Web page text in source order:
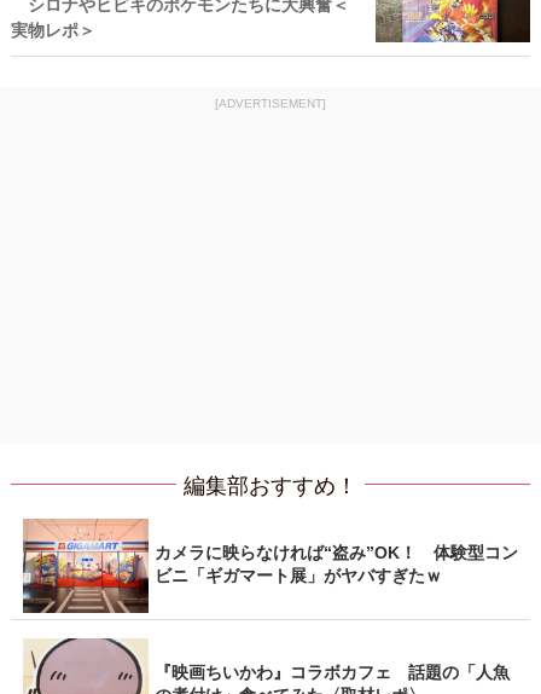
シロナやヒビキのポケモンたちに大興奮＜
実物レポ＞
[ADVERTISEMENT]
編集部おすすめ！
カメラに映らなければ“盗み”OK！ 体験型コン
ビニ「ギガマート展」がヤバすぎたｗ
『映画ちいかわ』コラボカフェ 話題の「人魚